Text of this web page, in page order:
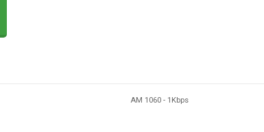
AM 1060 - 1Kbps